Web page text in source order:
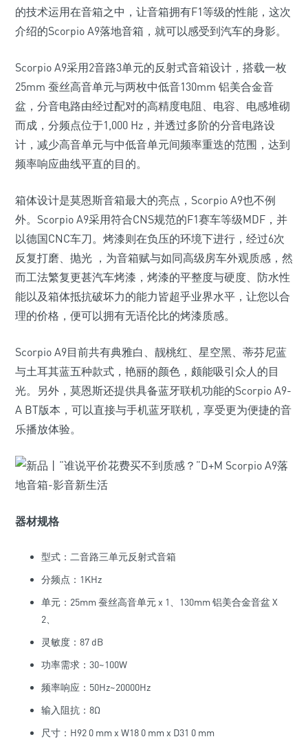
的技术运用在音箱之中，让音箱拥有F1等级的性能，这次
介绍的Scorpio A9落地音箱，就可以感受到汽车的身影。
Scorpio A9采用2音路3单元的反射式音箱设计，搭载一枚
25mm 蚕丝高音单元与两枚中低音130mm 铝美合金音
盆，分音电路由经过配对的高精度电阻、电容、电感堆砌
而成，分频点位于1,000 Hz，并透过多阶的分音电路设
计，减少高音单元与中低音单元间频率重迭的范围，达到
频率响应曲线平直的目的。
箱体设计是莫恩斯音箱最大的亮点，Scorpio A9也不例
外。Scorpio A9采用符合CNS规范的F1赛车等级MDF，并
以德国CNC车刀。烤漆则在负压的环境下进行，经过6次
反复打磨、抛光 ，为音箱赋与如同高级房车外观质感，然
而工法繁复更甚汽车烤漆，烤漆的平整度与硬度、防水性
能以及箱体抵抗破坏力的能力皆超乎业界水平，让您以合
理的价格，便可以拥有无语伦比的烤漆质感。
Scorpio A9目前共有典雅白、靓桃红、星空黑、蒂芬尼蓝
与土耳其蓝五种款式，艳丽的颜色，颇能吸引众人的目
光。另外，莫恩斯还提供具备蓝牙联机功能的Scorpio A9-
A BT版本，可以直接与手机蓝牙联机，享受更为便捷的音
乐播放体验。
器材规格
型式：二音路三单元反射式音箱
分频点：1KHz
单元：25mm 蚕丝高音单元 x 1、130mm 铝美合金音盆 X
2、
灵敏度：87 dB
功率需求：30~100W
频率响应：50Hz~20000Hz
输入阻抗：8Ω
尺寸：H92 0 mm x W18 0 mm x D31 0 mm